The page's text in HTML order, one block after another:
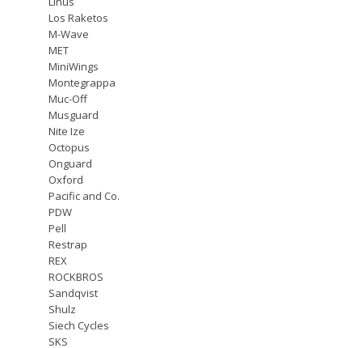
Los Raketos
M-Wave
MET
MiniWings
Montegrappa
Muc-Off
Musguard
Nite Ize
Octopus
Onguard
Oxford
Pacific and Co.
PDW
Pell
Restrap
REX
ROCKBROS
Sandqvist
Shulz
Siech Cycles
SKS